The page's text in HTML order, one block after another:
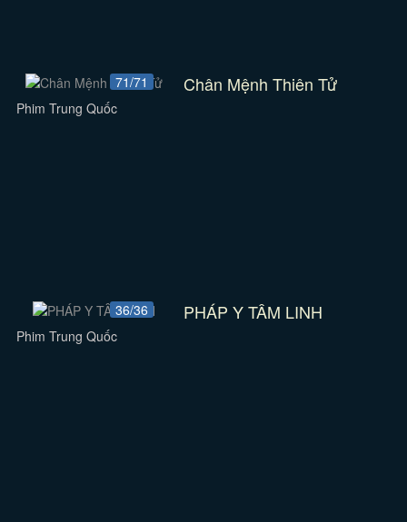
71/71 Chân Mệnh Thiên Tử
Phim Trung Quốc
36/36 PHÁP Y TÂM LINH
Phim Trung Quốc